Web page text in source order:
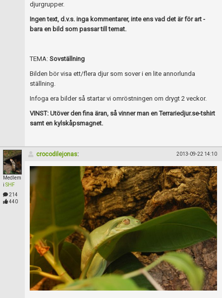
djurgrupper.
Ingen text, d.v.s. inga kommentarer, inte ens vad det är för art -
bara en bild som passar till temat.
TEMA: Sovställning
Bilden bör visa ett/flera djur som sover i en lite annorlunda
ställning.
Infoga era bilder så startar vi omröstningen om drygt 2 veckor.
VINST: Utöver den fina äran, så vinner man en Terrariedjur.se-tshirt
samt en kylskåpsmagnet.
Medlem
i SHF
214
440
crocodilejonas: 2013-09-22 14:10